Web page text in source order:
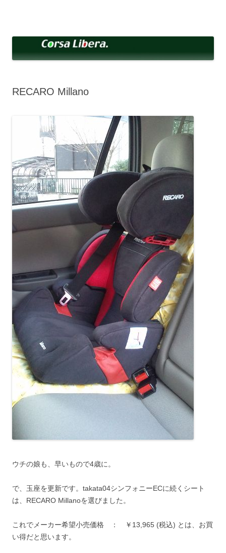
へ
ッ
RECARO Millano
ウチの娘も、早いもので4歳に。
で、玉座を更新です。takata04シンフォニーECに続くシート
は、RECARO Millanoを選びました。
これでメーカー希望小売価格 ： ￥13,965 (税込) とは、お買
い得だと思います。